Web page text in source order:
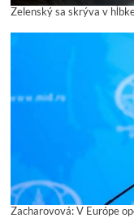
Zelenský sa skrýva v
Zacharovová: V Európe